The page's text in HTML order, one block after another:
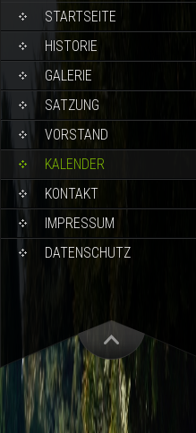
STARTSEITE
HISTORIE
GALERIE
SATZUNG
VORSTAND
KALENDER
KONTAKT
IMPRESSUM
DATENSCHUTZ